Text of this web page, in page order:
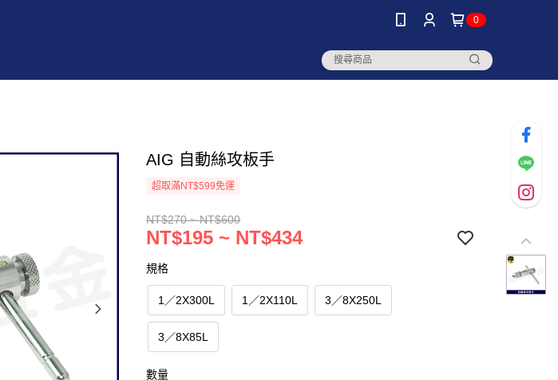
0
AIG 自動絲攻板手
超取滿NT$599免運
NT$270 ~ NT$600
NT$195 ~ NT$434
規格
1／2X300L 1／2X110L 3／8X250L
3／8X85L
數量